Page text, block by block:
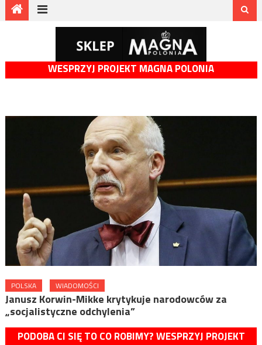
WESPRZYJ PROJEKT MAGNA POLONIA
POLSKA WIADOMOŚCI
Janusz Korwin-Mikke krytykuje narodowców za
„socjalistyczne odchylenia”
PODOBA CI SIĘ TO CO ROBIMY? WESPRZYJ PROJEKT